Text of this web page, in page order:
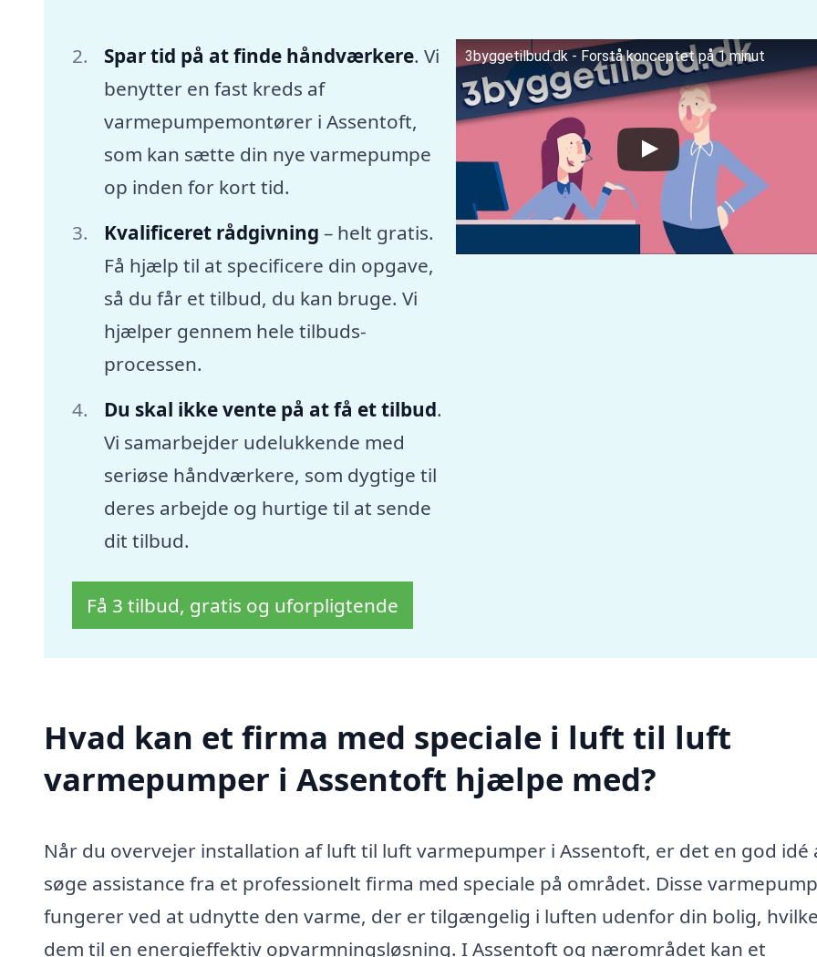
Spar tid på at finde håndværkere. Vi
benytter en fast kreds af
varmepumpemontører i Assentoft,
som kan sætte din nye varmepumpe
op inden for kort tid.
Kvalificeret rådgivning – helt gratis.
Få hjælp til at specificere din opgave,
så du får et tilbud, du kan bruge. Vi
hjælper gennem hele tilbuds-
processen.
Du skal ikke vente på at få et tilbud.
Vi samarbejder udelukkende med
seriøse håndværkere, som dygtige til
deres arbejde og hurtige til at sende
dit tilbud.
3byggetilbud.dk - Forstå konceptet på 1 minut
Få 3 tilbud, gratis og uforpligtende
Hvad kan et firma med speciale i luft til luft
varmepumper i Assentoft hjælpe med?
Når du overvejer installation af luft til luft varmepumper i Assentoft, er det en god idé
søge assistance fra et professionelt firma med speciale på området. Disse
fungerer ved at udnytte den varme, der er tilgængelig i luften udenfor din bolig,
dem til en energieffektiv opvarmningsløsning. I Assentoft og nærområdet kan et